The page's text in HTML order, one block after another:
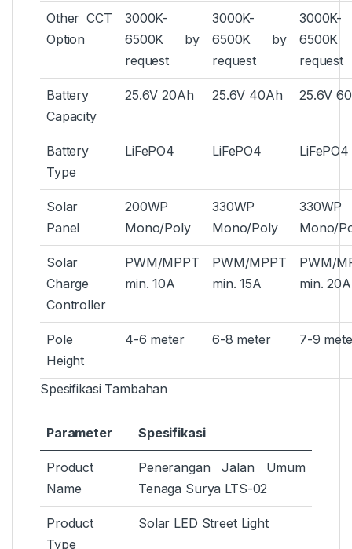
Other CCT
Option
3000K-
6500K by
request
3000K-
6500K by
request
3000K-
request
Battery
Capacity
25.6V 20Ah 25.6V 40Ah 25.6V
Battery
Type
LiFePO4 LiFePO4 LiFePO4
Solar
Panel
200WP
Mono/Poly
330WP
Mono/Poly
330WP
Mono/
Solar
Charge
Controller
PWM/MPPT
min. 10A
PWM/MPPT
min. 15A
PWM/
min. 20A
Pole
Height
4-6 meter 6-8 meter 7-9
Spesifikasi Tambahan
Parameter Spesifikasi
Product
Name
Penerangan Jalan Umum
Tenaga Surya LTS-02
Product
Type
Solar LED Street Light